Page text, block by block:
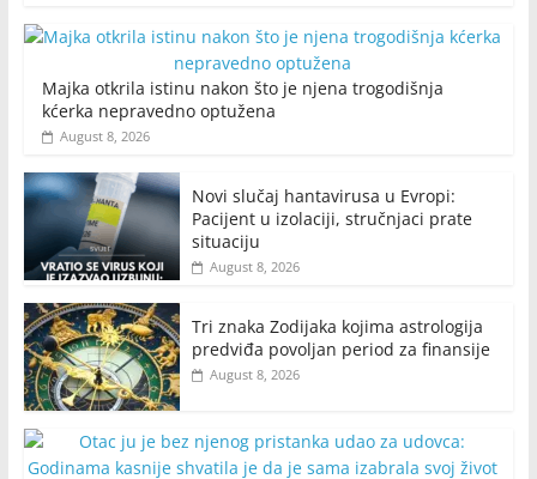
Majka otkrila istinu nakon što je njena trogodišnja
kćerka nepravedno optužena
August 8, 2026
Novi slučaj hantavirusa u Evropi:
Pacijent u izolaciji, stručnjaci prate
situaciju
August 8, 2026
Tri znaka Zodijaka kojima astrologija
predviđa povoljan period za finansije
August 8, 2026